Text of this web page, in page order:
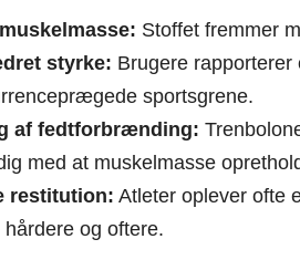
Stoffet fremmer
styrke: Brugere
sportsgrene.
af fedtforbrænding:
med at muskelmasse
restitution: Atleter oplever ofte
og oftere.